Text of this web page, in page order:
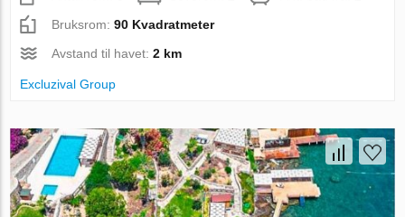
Bruksrom:90 Kvadratmeter
Avstand til havet:2 km
Excluzival Group